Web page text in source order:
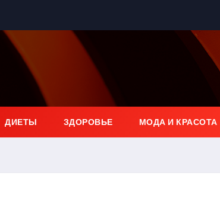
ДИЕТЫ ЗДОРОВЬЕ МОДА И КРАСОТА